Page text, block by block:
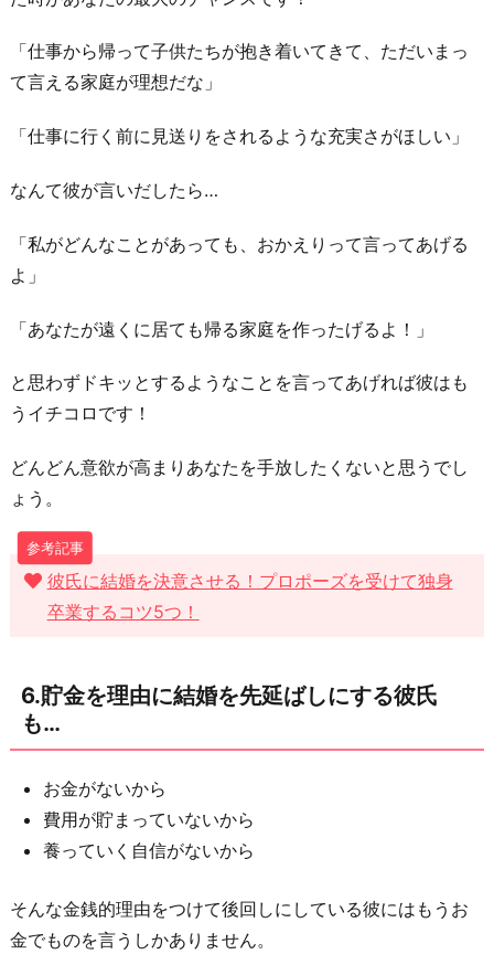
「仕事から帰って子供たちが抱き着いてきて、ただいまっ
て言える家庭が理想だな」
「仕事に行く前に見送りをされるような充実さがほしい」
なんて彼が言いだしたら…
「私がどんなことがあっても、おかえりって言ってあげる
よ」
「あなたが遠くに居ても帰る家庭を作ったげるよ！」
と思わずドキッとするようなことを言ってあげれば彼はも
うイチコロです！
どんどん意欲が高まりあなたを手放したくないと思うでし
ょう。
彼氏に結婚を決意させる！プロポーズを受けて独身
卒業するコツ5つ！
6.貯金を理由に結婚を先延ばしにする彼氏
も…
お金がないから
費用が貯まっていないから
養っていく自信がないから
そんな金銭的理由をつけて後回しにしている彼にはもうお
金でものを言うしかありません。